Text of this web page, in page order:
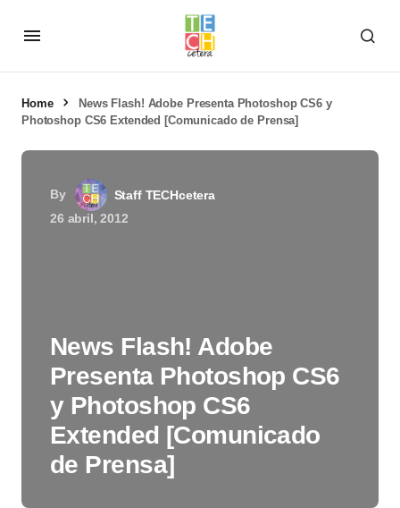
Home
News Flash! Adobe Presenta Photoshop CS6 y
Photoshop CS6 Extended [Comunicado de Prensa]
By
Staff TECHcetera
26 abril, 2012
News Flash! Adobe
Presenta Photoshop CS6
y Photoshop CS6
Extended [Comunicado
de Prensa]